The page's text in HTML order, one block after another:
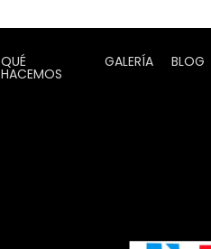
QUÉ
HACEMOS
GALERÍA BLOG